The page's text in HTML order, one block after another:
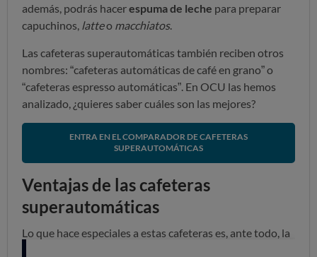
además, podrás hacerespuma de leche para preparar
capuchinos, latteo macchiatos.
Las cafeteras superautomáticas también reciben otros
nombres: “cafeteras automáticas de café en grano” o
“cafeteras espresso automáticas”. En OCU las hemos
analizado, ¿quieres saber cuáles son las mejores?
ENTRA EN EL COMPARADOR DE CAFETERAS
SUPERAUTOMÁTICAS
Ventajas de las cafeteras
superautomáticas
Lo que hace especiales a estas cafeteras es, ante todo, la